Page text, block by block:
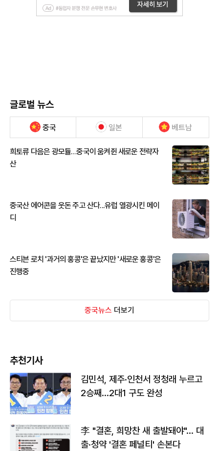
글로벌 뉴스
중국 일본 베트남
희토류 다음은 광모듈…중국이 움켜쥔 새로운 전략자
산
중국산 에어콘을 웃돈 주고 산다...유럽 열광시킨 메이
디
스티븐 로치 '과거의 홍콩'은 끝났지만 '새로운 홍콩'은
진행중
중국뉴스 더보기
추천기사
김민석, 제주·인천서 정청래 누르고
2승째…2대1 구도 완성
李 "결혼, 희망찬 새 출발돼야"… 대
출·청약 '결혼 페널티' 손본다